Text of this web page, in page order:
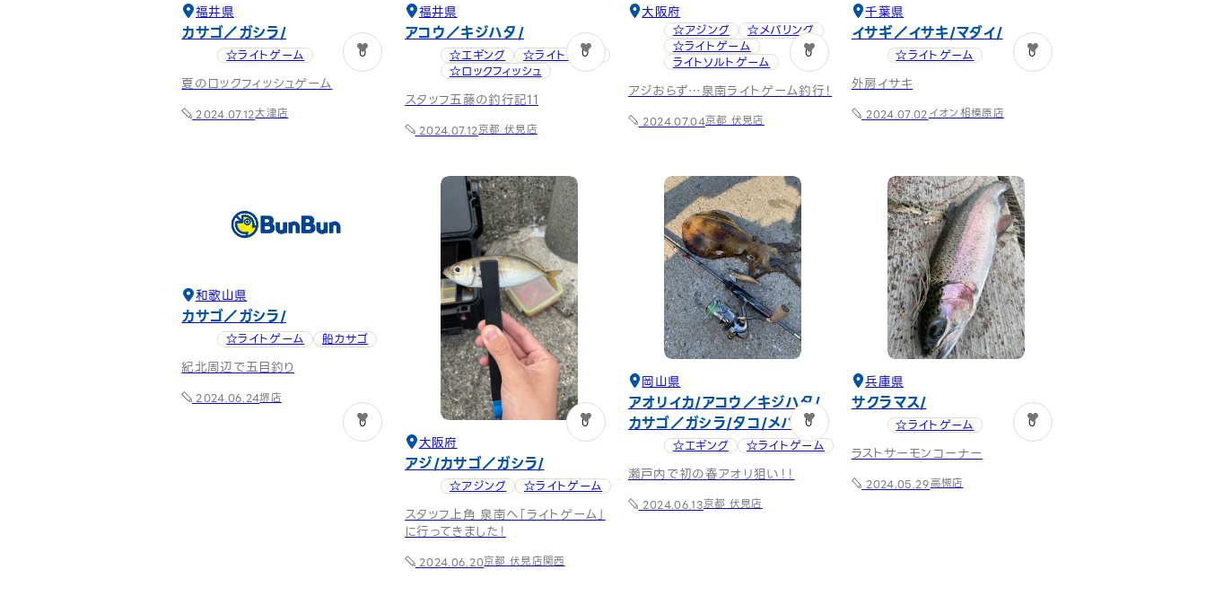
福井県
カサゴ／ガシラ
☆ライトゲーム
夏のロックフィッシュゲーム
2024.07.12大津店
0
福井県
アコウ／キジハタ
☆エギング
☆ライトゲーム
☆ロックフィッシュ
スタッフ五藤の釣行記11
2024.07.12京都 伏見店
0
大阪府
☆アジング
☆メバリング
☆ライトゲーム
ライトソルトゲーム
アジおらず…泉南ライトゲーム釣行！
2024.07.04京都 伏見店
0
千葉県
イサギ／イサキ マダイ
☆ライトゲーム
外房イサキ
2024.07.02イオン相模原店
0
和歌山県
カサゴ／ガシラ
☆ライトゲーム 船カサゴ
紀北周辺で五目釣り
2024.06.24堺店
0
大阪府
アジ カサゴ／ガシラ
☆アジング ☆ライトゲーム
スタッフ上角 泉南へ「ライトゲーム」
に行ってきました！
2024.06.20京都 伏見店関西
0
岡山県
アオリイカ アコウ／キジハタ
カサゴ／ガシラ タコ メバル
☆エギング ☆ライトゲーム
瀬戸内で初の春アオリ狙い！！
2024.06.13京都 伏見店
0
兵庫県
サクラマス
☆ライトゲーム
ラストサーモンコーナー
2024.05.29高槻店
0